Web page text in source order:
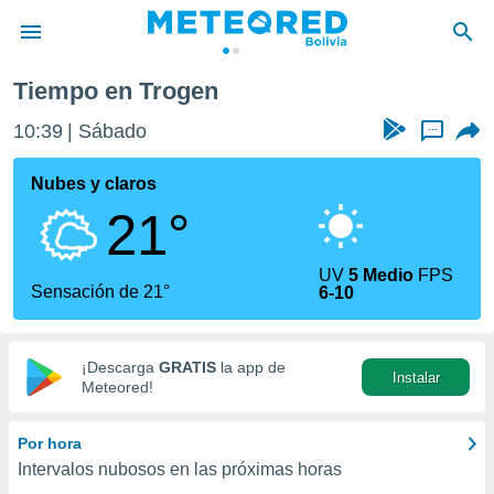
de
ha
calidad.
a este
las
y
digital
basada
Tiempo en Trogen
10:39 Sábado ...
Nubes y claros
21°
Sensación de 21°
UV5 Medio FPS
6-10
¡Descarga GRATIS la app de
Meteored!
Instalar
Por hora
Intervalos nubosos en las próximas horas